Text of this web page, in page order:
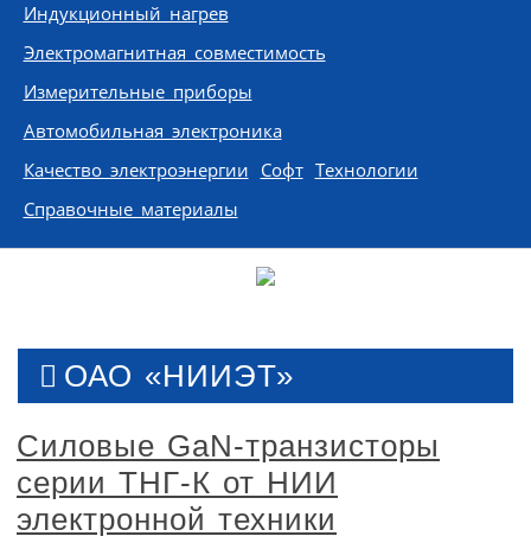
Индукционный нагрев
Электромагнитная совместимость
Измерительные приборы
Автомобильная электроника
Качество электроэнергии Софт Технологии
Справочные материалы
ОАО «НИИЭТ»
Силовые GaN-транзисторы
серии ТНГ-К от НИИ
электронной техники